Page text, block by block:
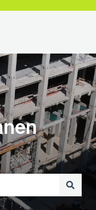
leer ist.